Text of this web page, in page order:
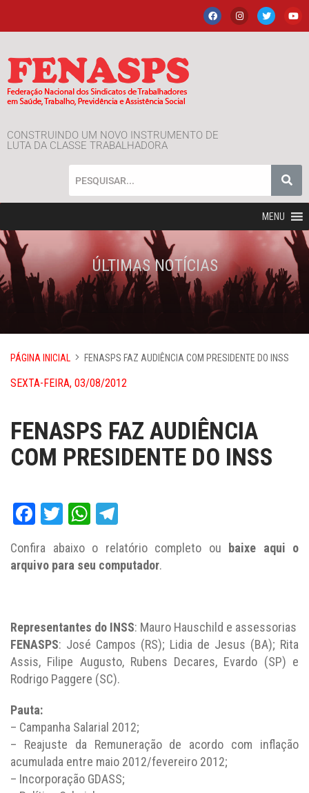
CONSTRUINDO UM NOVO INSTRUMENTO DE
LUTA DA CLASSE TRABALHADORA
MENU
ÚLTIMAS NOTÍCIAS
PÁGINA INICIAL FENASPS FAZ AUDIÊNCIA COM PRESIDENTE DO INSS
SEXTA-FEIRA, 03/08/2012
FENASPS FAZ AUDIÊNCIA
COM PRESIDENTE DO INSS
Facebook
TwitterWhatsApp
Confira abaixo o relatório completo ou
baixe aqui o
arquivo para seu computador.
Representantes do INSS: Mauro Hauschild e assessorias
FENASPS: José Campos (RS); Lidia de Jesus (BA); Rita
Assis, Filipe Augusto, Rubens Decares, Evardo (SP) e
Rodrigo Paggere (SC).
Pauta:
– Campanha Salarial 2012;
– Reajuste da Remuneração de acordo com inflação
acumulada entre maio 2012/fevereiro 2012;
– Incorporação GDASS;